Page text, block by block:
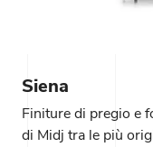
Siena
Finiture di pregio e
di Midj tra le più